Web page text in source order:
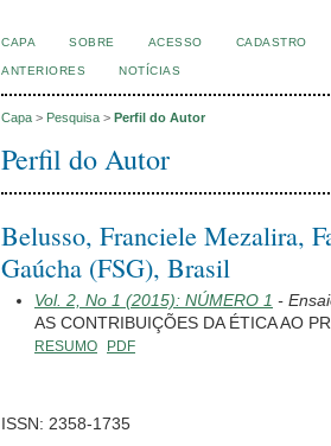
CAPA SOBRE ACESSO CADASTRO
ANTERIORES NOTÍCIAS
Capa > Pesquisa > Perfil do Autor
Perfil do Autor
Belusso, Franciele Mezalira,
Gaúcha (FSG), Brasil
Vol. 2, No 1 (2015): NÚMERO 1 -
AS CONTRIBUIÇÕES DA ÉTICA AO
RESUMO PDF
ISSN: 2358-1735